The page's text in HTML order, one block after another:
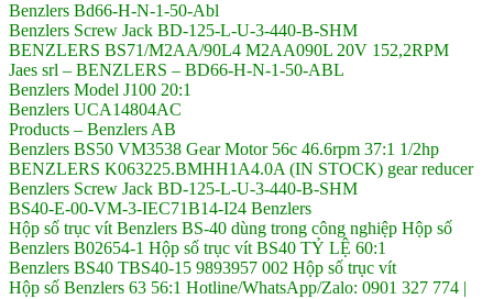
Benzlers Bd66-H-N-1-50-Abl
Benzlers Screw Jack BD-125-L-U-3-440-B-SHM
BENZLERS BS71/M2AA/90L4 M2AA090L 20V 152,2RPM
Jaes srl – BENZLERS – BD66-H-N-1-50-ABL
Benzlers Model J100 20:1
Benzlers UCA14804AC
Products – Benzlers AB
Benzlers BS50 VM3538 Gear Motor 56c 46.6rpm 37:1 1/2hp
BENZLERS K063225.BMHH1A4.0A (IN STOCK) gear reducer
Benzlers Screw Jack BD-125-L-U-3-440-B-SHM
BS40-E-00-VM-3-IEC71B14-I24 Benzlers
Hộp số trục vít Benzlers BS-40 dùng trong công nghiệp Hộp số
Benzlers B02654-1 Hộp số trục vít BS40 TỶ LỆ 60:1
Benzlers BS40 TBS40-15 9893957 002 Hộp số trục vít
Hộp số Benzlers 63 56:1 Hotline/WhatsApp/Zalo: 0901 327 774 |